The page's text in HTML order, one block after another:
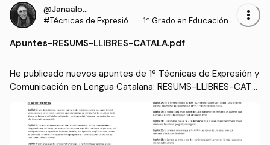
@Janaalonso
#Técnicas de Expresión
ua Catalana
· 1º Grado en Educación P
more_vert
Apuntes-RESUMS-LLIBRES-CATALA.pdf
He publicado nuevos apuntes de 1º Técnicas de Expresión y
Comunicación en Lengua Catalana: RESUMS-LLIBRES-CATA
LA.pdf